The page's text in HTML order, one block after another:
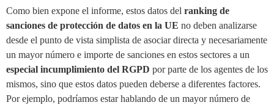
Como bien expone el informe, estos datos del ranking de
sanciones de protección de datos en la UE no deben analizarse
desde el punto de vista simplista de asociar directa y necesariamente
un mayor número e importe de sanciones en estos sectores a un
especial incumplimiento del RGPD por parte de los agentes de los
mismos, sino que estos datos pueden deberse a diferentes factores.
Por ejemplo, podríamos estar hablando de un mayor número de